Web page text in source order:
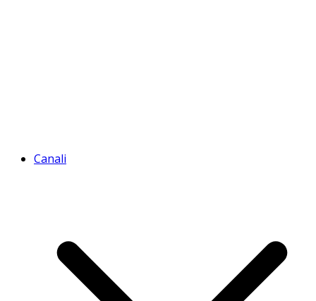
Canali